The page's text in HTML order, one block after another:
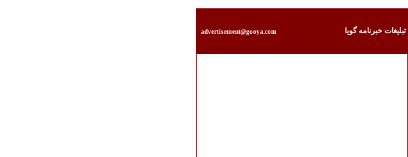
تبليغات خبرنامه گويا advertisement@gooya.com